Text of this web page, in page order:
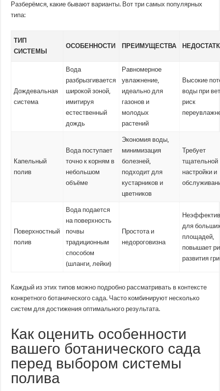
Разберёмся, какие бывают варианты. Вот три самых популярных
типа:
ТИП
СИСТЕМЫ
ОСОБЕННОСТИ ПРЕИМУЩЕСТВА
Дождевальная
система
Вода
разбрызгивается
широкой зоной,
имитируя
естественный
дождь
Равномерное
увлажнение,
идеально для
газонов и
молодых
растений
Высокие
воды при
риск
Капельный
полив
Вода поступает
точно к корням в
небольшом
объёме
Экономия воды,
минимизация
болезней,
подходит для
кустарников и
цветников
Требует
тщательной
настройки и
Поверхностный
полив
Вода подается
на поверхность
почвы
традиционным
способом
(шланги, лейки)
Простота и
недороговизна
для
площадей,
повышает
развития
Каждый из этих типов можно подробно рассматривать в контексте
конкретного ботанического сада. Часто комбинируют несколько
систем для достижения оптимального результата.
Как оценить особенности
вашего ботанического сада
перед выбором системы
полива